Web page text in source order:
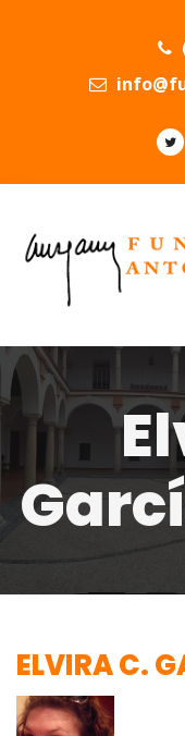
ELVIRA C.